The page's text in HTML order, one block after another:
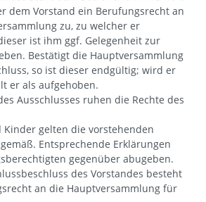
dem Vorstand ein Berufungsrecht an
zu, zu welcher er
ist ihm ggf. Gelegenheit zur
Bestätigt die Hauptversammlung
so ist dieser endgültig; wird er
er als aufgehoben.
Ausschlusses ruhen die Rechte des
Kinder gelten die vorstehenden
Entsprechende Erklärungen
gegenüber abugeben.
des Vorstandes besteht
an die Hauptversammlung für